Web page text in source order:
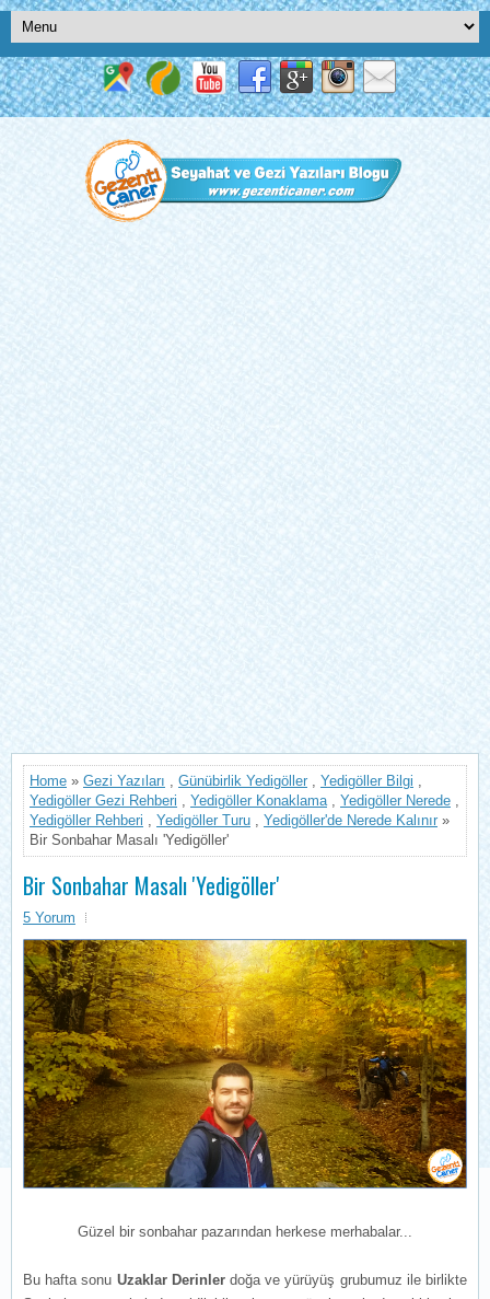
Home » Gezi Yazıları , Günübirlik Yedigöller , Yedigöller Bilgi ,
Yedigöller Gezi Rehberi , Yedigöller Konaklama, Yedigöller Nerede ,
Yedigöller Rehberi , Yedigöller Turu , Yedigöller'de Nerede Kalınır »
Bir Sonbahar Masalı 'Yedigöller'
Bir Sonbahar Masalı 'Yedigöller'
5 Yorum
Güzel bir sonbahar pazarından herkese merhabalar...
Bu hafta sonu Uzaklar Derinlerdoğa ve yürüyüş grubumuz ile birlikte